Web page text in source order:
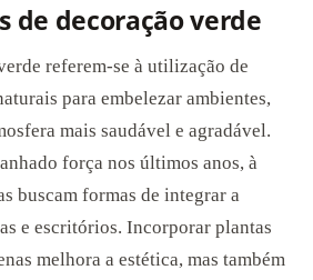
de decoração verde
referem-se à utilização de
para embelezar ambientes,
mais saudável e agradável.
força nos últimos anos, à
buscam formas de integrar a
e escritórios. Incorporar plantas
melhora a estética, mas também